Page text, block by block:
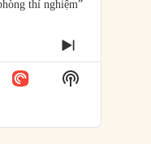
thí nghiệm”
cuộc gặp với
NEXT
EPISODE
Show
Podcast